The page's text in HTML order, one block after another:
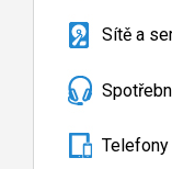
Sítě a